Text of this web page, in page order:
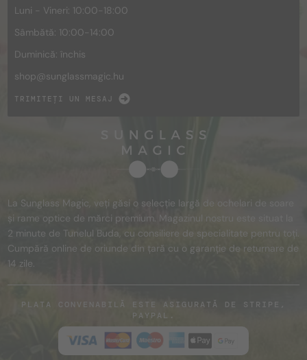
Luni - Vineri: 10:00-18:00
Sâmbătă: 10:00-14:00
Duminică: închis
shop@sunglassmagic.hu
TRIMITEȚI UN MESAJ
La Sunglass Magic, veți găsi o selecție largă de ochelari de soare
și rame optice de mărci premium. Magazinul nostru este situat la
2 minute de Tunelul Buda, cu consiliere de specialitate pentru toți.
Cumpără online de oriunde din țară cu o garanție de returnare de
14 zile.
PLATA CONVENABILĂ ESTE ASIGURATĂ DE STRIPE,
PAYPAL.